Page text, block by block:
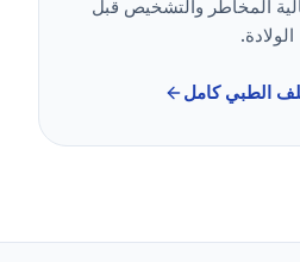
المخاطر والتشخيص قبل
الولادة.
الطبي كامل